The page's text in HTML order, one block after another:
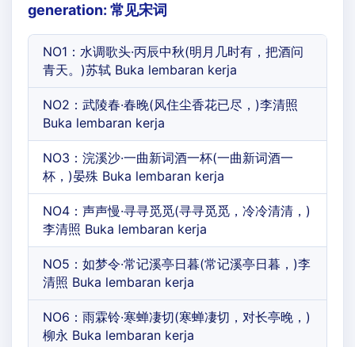
generation: 常见宋词
NO1：水调歌头·丙辰中秋(明月几时有，把酒问
青天。)苏轼 Buka lembaran kerja
NO2：武陵春·春晚(风住尘香花已尽，)李清照
Buka lembaran kerja
NO3：浣溪沙·一曲新词酒一杯(一曲新词酒一
杯，)晏殊 Buka lembaran kerja
NO4：声声慢·寻寻觅觅(寻寻觅觅，冷冷清清，)
李清照 Buka lembaran kerja
NO5：如梦令·常记溪亭日暮(常记溪亭日暮，)李
清照 Buka lembaran kerja
NO6：雨霖铃·寒蝉凄切(寒蝉凄切，对长亭晚，)
柳永 Buka lembaran kerja